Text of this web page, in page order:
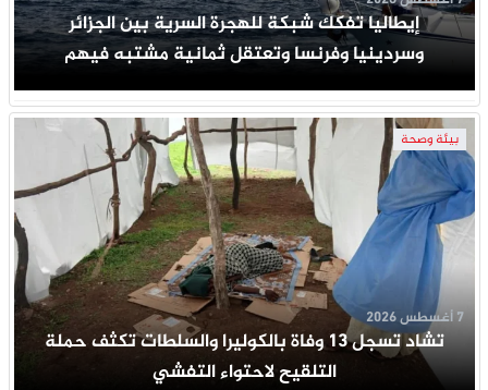
إيطاليا تفكك شبكة للهجرة السرية بين الجزائر
وسردينيا وفرنسا وتعتقل ثمانية مشتبه فيهم
بيئة وصحة
تشاد تسجل 13 وفاة بالكوليرا والسلطات تكثف حملة
التلقيح لاحتواء التفشي
7 أغسطس 2026